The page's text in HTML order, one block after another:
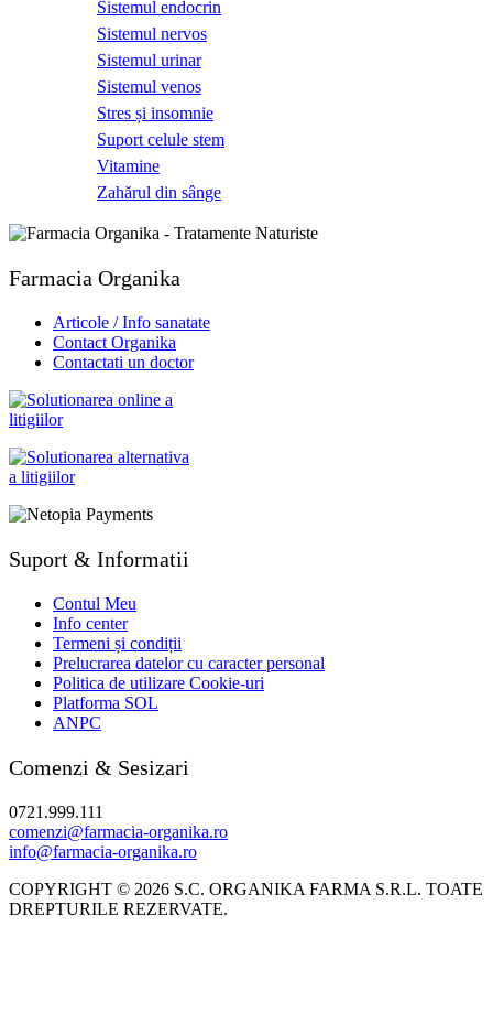
Sistemul endocrin
Sistemul nervos
Sistemul urinar
Sistemul venos
Stres și insomnie
Suport celule stem
Vitamine
Zahărul din sânge
Farmacia Organika
Articole / Info sanatate
Contact Organika
Contactati un doctor
Suport & Informatii
Contul Meu
Info center
Termeni și condiții
Prelucrarea datelor cu caracter personal
Politica de utilizare Cookie-uri
Platforma SOL
ANPC
Comenzi & Sesizari
0721.999.111
comenzi@farmacia-organika.ro
info@farmacia-organika.ro
COPYRIGHT © 2026 S.C. ORGANIKA FARMA S.R.L. TOATE
DREPTURILE REZERVATE.